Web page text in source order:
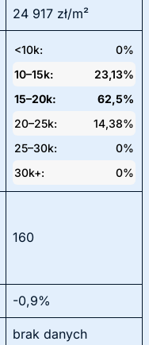
24 917 zł/m²
<10k:
0%
10–15k:
23,13%
15–20k:
62,5%
20–25k:
14,38%
25–30k:
0%
30k+:
0%
160
-0,9%
brak danych